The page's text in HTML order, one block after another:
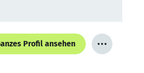
Profil ansehen